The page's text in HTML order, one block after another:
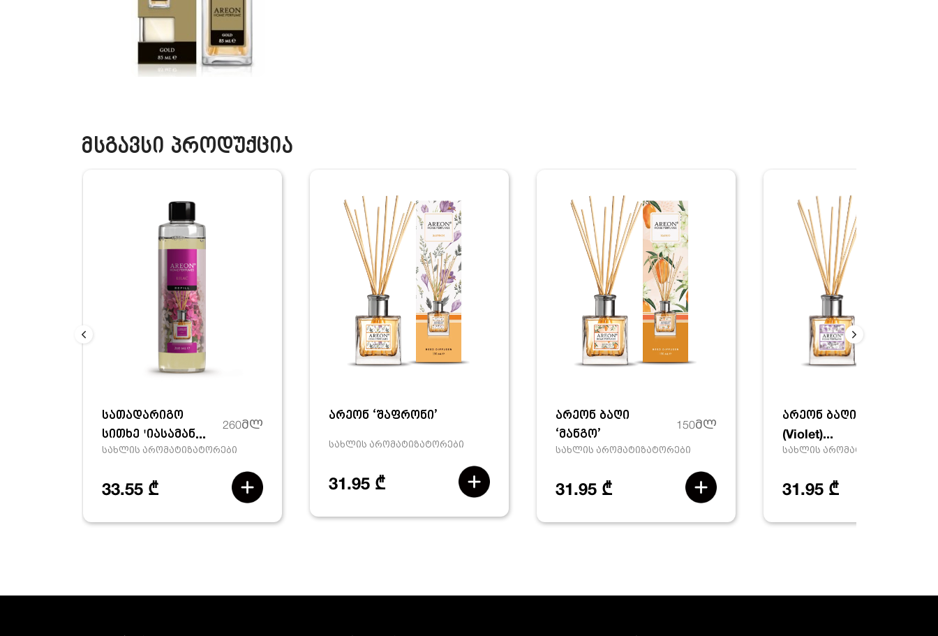
მსგავსი პროდუქცია
სათადარიგო
სითხე 'იასამან...
260მლ
სახლის არომატიზატორები
33.55 ₾
არეონ ‘შაფრონი’
სახლის არომატიზატორები
31.95 ₾
არეონ ბაღი
‘მანგო’
150მლ
სახლის არომატიზატორები
31.95 ₾
არეონ ბაღი 'ია'
(Violet)...
სახლის არომატიზატორები
31.95 ₾